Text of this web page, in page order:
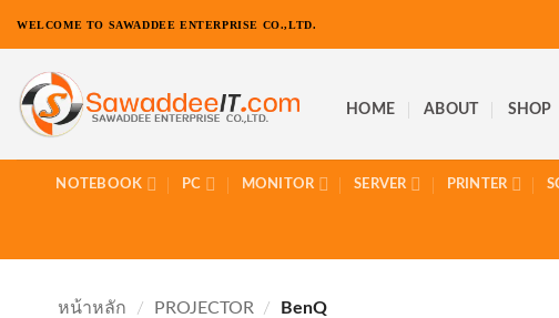
เนื้อหา
WELCOME TO SAWADDEE ENTERPRISE CO.,LTD.
HOME ABOUT SHOP
NOTEBOOK PC MONITOR SERVER PRINTER
หน้าหลัก / PROJECTOR / BenQ